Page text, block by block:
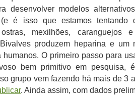
desenvolver modelos
é isso que estamos tentando
mexilhões, caranguejos
produzem heparina e um
humanos. O primeiro passo para
bem primitivo em pesquisa,
grupo vem fazendo há mais de 3
. Ainda assim, com dados